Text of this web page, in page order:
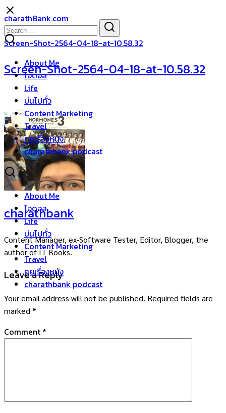
Skip
to
content
charathBank.com
About Me
ไอดอล
Life
บ่นไปทั่ว
Content Marketing
Travel
คุยเรื่องหนัง
charathbank podcast
About Me
ไอดอล
Life
บ่นไปทั่ว
Content Marketing
Travel
คุยเรื่องหนัง
charathbank podcast
Search
for:
Screen-Shot-2564-04-18-at-10.58.32
Screen-Shot-2564-04-18-at-10.58.32
charathbank
Content Manager, ex-Software Tester, Editor, Blogger, the
author of IT Books.
Leave a Reply
Your email address will not be published. Required fields are
marked *
Comment *